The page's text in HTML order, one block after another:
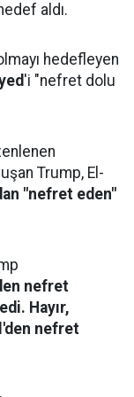
aldı.
hedefleyen
'i "nefret dolu
Trump, El-
"nefret eden"
nefret
Hayır,
nefret